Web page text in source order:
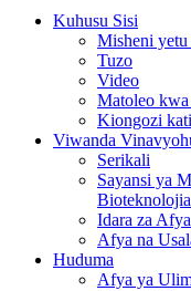
Kuhusu Sisi
Misheni
Tuzo
Video
Matoleo
Kiongozi
Viwanda
Serikali
Sayansi ya
Bioteknolojia
Idara za
Afya na
Huduma
Afya ya